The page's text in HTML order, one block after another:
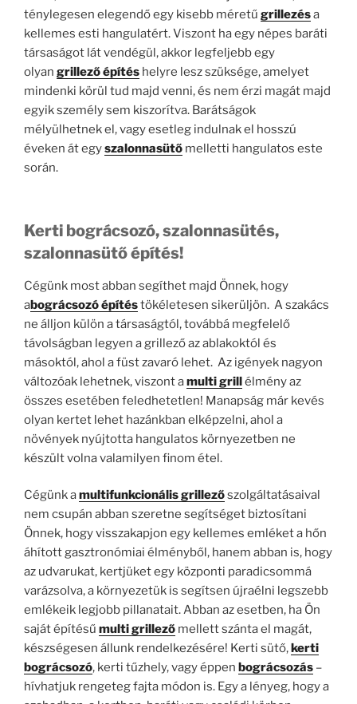
ténylegesen elegendő egy kisebb méretű grillezésa
kellemes esti hangulatért. Viszont ha egy népes baráti
társaságot lát vendégül, akkor legfeljebb egy
olyan grillező építés helyre lesz szüksége, amelyet
mindenki körül tud majd venni, és nem érzi magát majd
egyik személy sem kiszorítva. Barátságok
mélyülhetnek el, vagy esetleg indulnak el hosszú
éveken át egyszalonnasütő melletti hangulatos este
során.
Kerti bográcsozó, szalonnasütés,
szalonnasütő építés!
Cégünk most abban segíthet majd Önnek, hogy
abográcsozó építéstökéletesen sikerüljön. A szakács
ne álljon külön a társaságtól, továbbá megfelelő
távolságban legyen a grillező az ablakoktól és
másoktól, ahol a füst zavaró lehet. Az igények nagyon
változóak lehetnek, viszont amulti grillélmény az
összes esetében feledhetetlen! Manapság már kevés
olyan kertet lehet hazánkban elképzelni, ahol a
növények nyújtotta hangulatos környezetben ne
készült volna valamilyen finom étel.
Cégünk amultifunkcionális grillezőszolgáltatásaival
nem csupán abban szeretne segítséget biztosítani
Önnek, hogy visszakapjon egy kellemes emléket a hőn
áhított gasztronómiai élményből, hanem abban is, hogy
az udvarukat, kertjüket egy központi paradicsommá
varázsolva, a környezetük is segítsen újraélni legszebb
emlékeik legjobb pillanatait. Abban az esetben, ha Ön
saját építésű multi grillező mellett szánta el magát,
készségesen állunk rendelkezésére! Kerti sütő,kerti
bográcsozó, kerti tűzhely, vagy éppen bográcsozás –
hívhatjuk rengeteg fajta módon is. Egy a lényeg, hogy a